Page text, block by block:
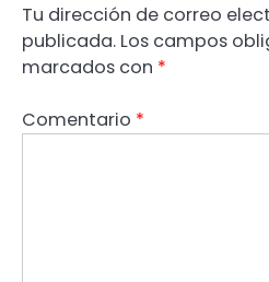
Tu dirección de correo
publicada. Los campos
marcados con *
Comentario *